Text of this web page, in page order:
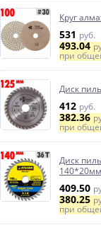
Круг
531 руб.
493.04
при
Диск
412 руб.
382.36
при
Диск
409.50
380.25
при